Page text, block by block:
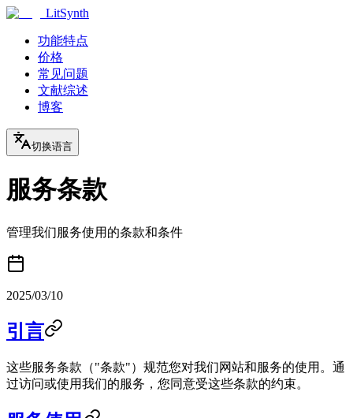
LitSynth
功能特点
价格
常见问题
文献综述
博客
切换语言
服务条款
管理我们服务使用的条款和条件
2025/03/10
引言
这些服务条款（"条款"）规范您对我们网站和服务的使用。通
过访问或使用我们的服务，您同意受这些条款的约束。